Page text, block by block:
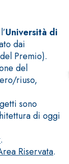
Università di
dai
Premio).
del
riuso,
sono
di oggi
.
Riservata.